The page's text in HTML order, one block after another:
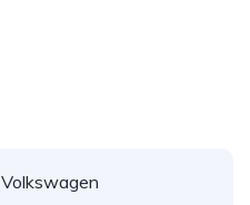
Volkswagen